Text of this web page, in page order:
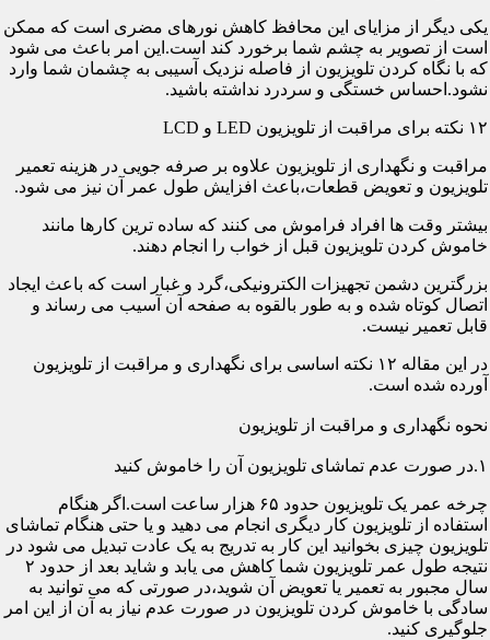
یکی دیگر از مزایای این محافظ کاهش نورهای مضری است که ممکن
است از تصویر به چشم شما برخورد کند است.این امر باعث می شود
که با نگاه کردن تلویزیون از فاصله نزدیک آسیبی به چشمان شما وارد
نشود.احساس خستگی و سردرد نداشته باشید.
۱۲ نکته برای مراقبت از تلویزیون LED و LCD
مراقبت و نگهداری از تلویزیون علاوه بر صرفه جویی در هزینه تعمیر
تلویزیون و تعویض قطعات،باعث افزایش طول عمر آن نیز می شود.
بیشتر وقت ها افراد فراموش می کنند که ساده ترین کارها مانند
خاموش کردن تلویزیون قبل از خواب را انجام دهند.
بزرگترین دشمن تجهیزات الکترونیکی،گرد و غبار است که باعث ایجاد
اتصال کوتاه شده و به طور بالقوه به صفحه آن آسیب می رساند و
قابل تعمیر نیست.
در این مقاله ۱۲ نکته اساسی برای نگهداری و مراقبت از تلویزیون
آورده شده است.
نحوه نگهداری و مراقبت از تلویزیون
۱.در صورت عدم تماشای تلویزیون آن را خاموش کنید
چرخه عمر یک تلویزیون حدود ۶۵ هزار ساعت است.اگر هنگام
استفاده از تلویزیون کار دیگری انجام می دهید و یا حتی هنگام تماشای
تلویزیون چیزی بخوانید این کار به تدریج به یک عادت تبدیل می شود در
نتیجه طول عمر تلویزیون شما کاهش می یابد و شاید بعد از حدود ۲
سال مجبور به تعمیر یا تعویض آن شوید،در صورتی که می توانید به
سادگی با خاموش کردن تلویزیون در صورت عدم نیاز به آن از این امر
جلوگیری کنید.